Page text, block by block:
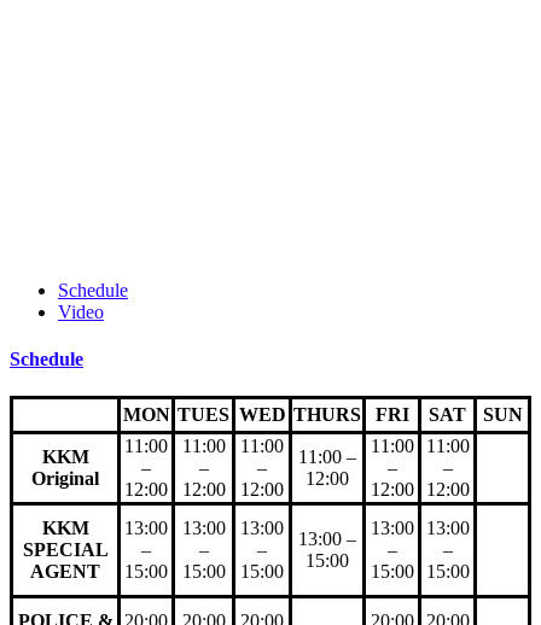
Schedule
Video
Schedule
MON TUES WED THURS FRI SAT SUN
KKM
Original
11:00
–
12:00
11:00
–
12:00
11:00
–
12:00
11:00 –
12:00
11:00
–
12:00
11:00
–
12:00
KKM
SPECIAL
AGENT
13:00
–
15:00
13:00
–
15:00
13:00
–
15:00
13:00 –
15:00
13:00
–
15:00
13:00
–
15:00